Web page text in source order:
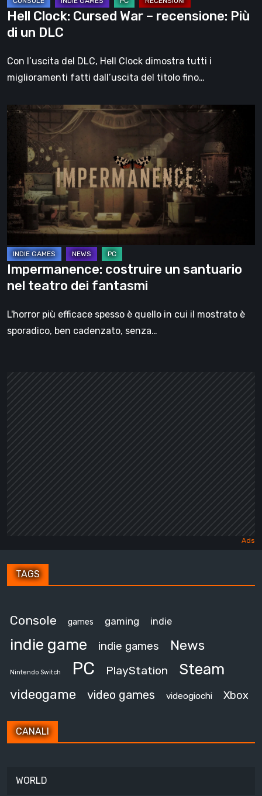
DLC
Hell Clock: Cursed War – recensione: Più
di un DLC
Con l’uscita del DLC, Hell Clock dimostra tutti i
miglioramenti fatti dall’uscita del titolo fino…
Impermanence:
costruire
santuario
nel
teatro
dei
fantasmi
Impermanence: costruire un santuario
nel teatro dei fantasmi
L'horror più efficace spesso è quello in cui il mostrato è
sporadico, ben cadenzato, senza…
TAGS
Console games gaming indie
indie game indie games News
Nintendo Switch PC PlayStation Steam
videogame video games videogiochi Xbox
CANALI
WORLD